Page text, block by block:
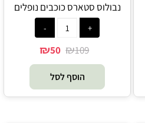
נבולוס סטארס כוכבים נופלים
ערכת הודעות פורחות - Nebulous
Stars
₪109
₪50
הוסף לסל